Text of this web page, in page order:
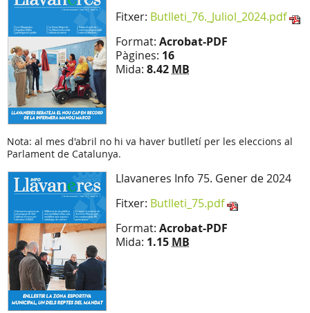
Fitxer: Butlleti_76._Juliol_2024.pdf
Format: Acrobat-PDF
Pàgines: 16
Mida: 8.42 MB
Nota: al mes d'abril no hi va haver butlletí per les eleccions al
Parlament de Catalunya.
Llavaneres Info 75. Gener de 2024
Fitxer: Butlleti_75.pdf
Format: Acrobat-PDF
Mida: 1.15 MB